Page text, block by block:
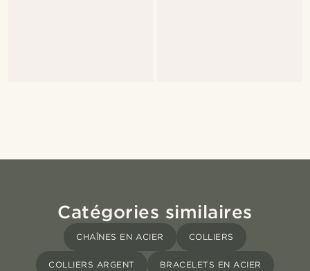
Catégories similaires
CHAÎNES EN ACIER COLLIERS
COLLIERS ARGENT BRACELETS EN ACIER